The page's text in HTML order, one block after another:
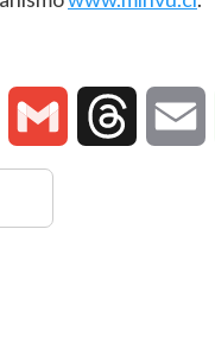
Facebook Gmail Threads